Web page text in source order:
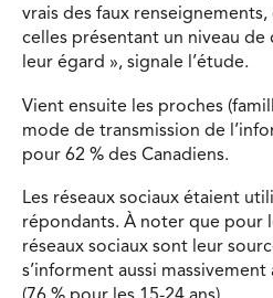
vrais des faux
celles présentant un niveau de
leur égard », signale l’étude.
Vient ensuite les proches
mode de transmission de
pour 62 % des Canadiens.
Les réseaux sociaux étaient
répondants. À noter que pour
réseaux sociaux sont leur
s’informent aussi